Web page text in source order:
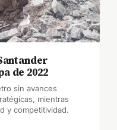
de 2022
sin avances
mientras
y competitividad.